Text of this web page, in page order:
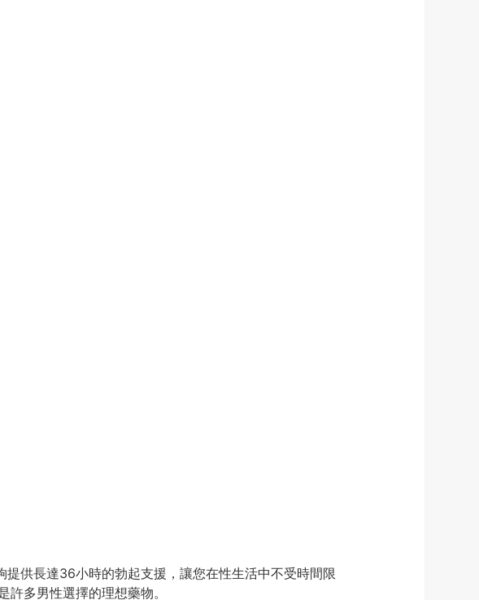
供長達36小時的勃起支援，讓您在性生活中不受時間限
多男性選擇的理想藥物。